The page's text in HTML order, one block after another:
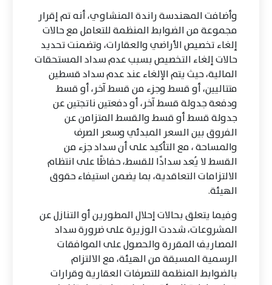
وأضافت المهندسة راندة المنشاوي، أنه تم إقرار
مجموعة من الضوابط المنظمة للتعامل مع حالات
إلغاء تخصيص الأراضي والعقارات، وتضمنت تحديد
حالات إلغاء التخصيص بسبب عدم سداد المستحقات
المالية، حيث يتم الإلغاء عند عدم سداد قسطين
متتاليين، أو قسط وجزء من قسط آخر، أو قسط
ودفعة جدولة قسط آخر، أو دفعتين ناتجتين عن
جدولة قسط أو قسط والقسط المتزامن عن
الفروق بين السعر المبدئي وسعر الصرف
والمساحة ، مع التأكيد على أن سداد جزء من
القسط لا يُعد سدادًا للقسط، حفاظًا على انتظام
الالتزامات التعاقدية، بما يضمن استيفاء حقوق
الهيئة.
وفيما يتعلق بحالات إحلال المطورين أو التنازل عن
المشروعات، شددت الوزيرة على ضرورة سداد
المصاريف المقررة والحصول على الموافقات
الرسمية المسبقة من الهيئة، مع الالتزام
بالضوابط المنظمة للتصرفات العقارية وقرارات